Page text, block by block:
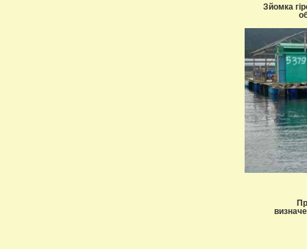
Зйомка